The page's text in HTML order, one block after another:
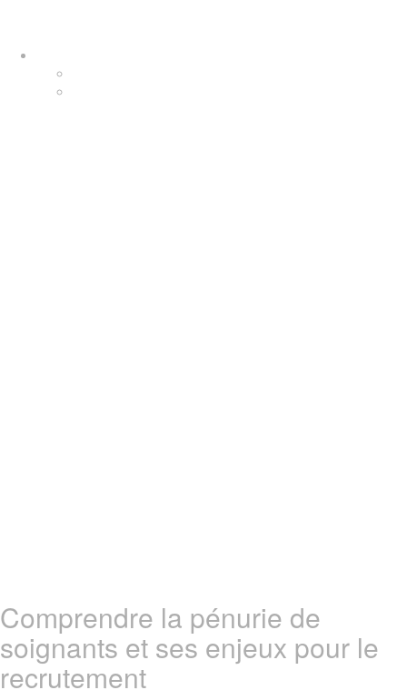
navigation
Comprendre la pénurie de
soignants et ses enjeux pour le
recrutement